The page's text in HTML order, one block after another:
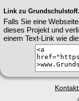
Link zu
Falls Sie eine
dieses Projekt und
einem Text-Link wie